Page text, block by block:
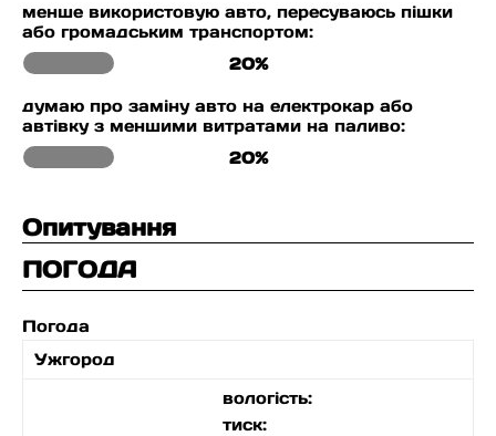
менше використовую авто, пересуваюсь пішки
або громадським транспортом:
20%
думаю про заміну авто на електрокар або
автівку з меншими витратами на паливо:
20%
Опитування
ПОГОДА
Погода
Ужгород
вологість:
тиск: